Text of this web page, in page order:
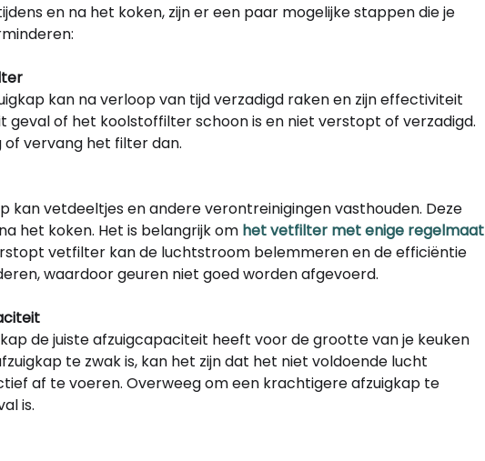
en na het koken, zijn er een paar mogelijke stappen die je
kan na verloop van tijd verzadigd raken en zijn effectiviteit
geval of het koolstoffilter schoon is en niet verstopt of verzadigd.
of vervang het filter dan.
kan vetdeeltjes en andere verontreinigingen vasthouden. Deze
het koken. Het is belangrijk om het vetfilter met enige regelmaat
vetfilter kan de luchtstroom belemmeren en de efficiëntie
waardoor geuren niet goed worden afgevoerd.
de juiste afzuigcapaciteit heeft voor de grootte van je keuken
te zwak is, kan het zijn dat het niet voldoende lucht
af te voeren. Overweeg om een krachtigere afzuigkap te
is.